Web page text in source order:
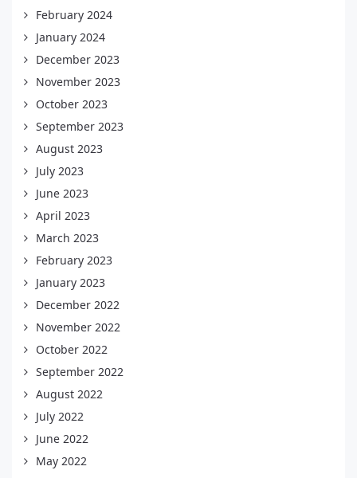
February 2024
January 2024
December 2023
November 2023
October 2023
September 2023
August 2023
July 2023
June 2023
April 2023
March 2023
February 2023
January 2023
December 2022
November 2022
October 2022
September 2022
August 2022
July 2022
June 2022
May 2022